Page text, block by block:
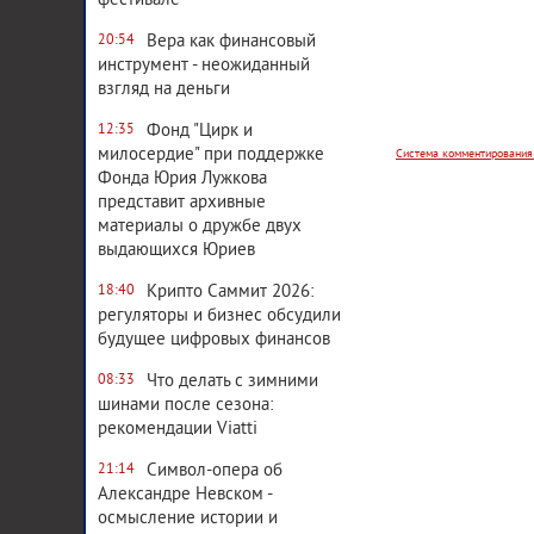
20:54
Вера как финансовый
инструмент - неожиданный
взгляд на деньги
12:35
Фонд "Цирк и
милосердие" при поддержке
Фонда Юрия Лужкова
представит архивные
материалы о дружбе двух
выдающихся Юриев
18:40
Крипто Саммит 2026:
регуляторы и бизнес обсудили
будущее цифровых финансов
08:33
Что делать с зимними
шинами после сезона:
рекомендации Viatti
21:14
Символ-опера об
Александре Невском -
осмысление истории и